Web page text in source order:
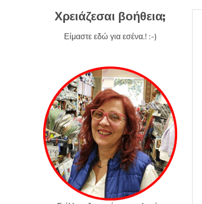
Χρειάζεσαι βοήθεια;
Είμαστε εδώ για εσένα.! :-)